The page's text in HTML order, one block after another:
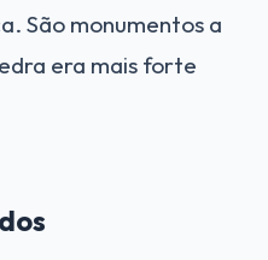
São monumentos a
era mais forte